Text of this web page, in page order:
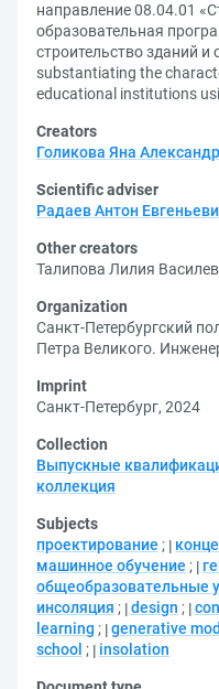
направление 08.04.01
образовательная
строительство зданий
substantiating the
educational institutions
Creators
Голикова Яна
Scientific adviser
Радаев Антон
Other creators
Талипова Лилия
Organization
Санкт-Петербургский
Петра Великого.
Imprint
Санкт-Петербург, 2024
Collection
Выпускные
коллекция
Subjects
проектирование ;
машинное обучение ;
общеобразовательные
инсоляция ; design ;
learning ; generative
school ; insolation